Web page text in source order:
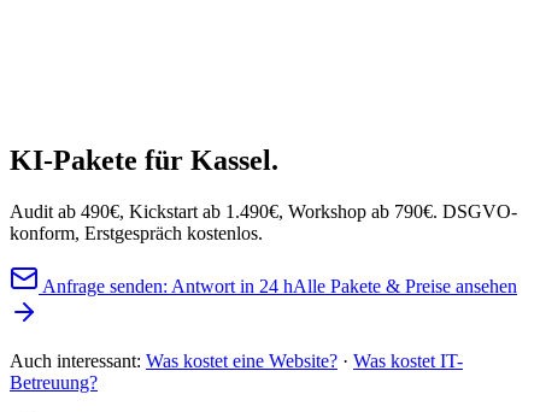
KI-Pakete für Kassel.
Audit ab 490€, Kickstart ab 1.490€, Workshop ab 790€. DSGVO-
konform, Erstgespräch kostenlos.
Anfrage senden: Antwort in 24 hAlle Pakete & Preise ansehen
Auch interessant: Was kostet eine Website? · Was kostet IT-
Betreuung?